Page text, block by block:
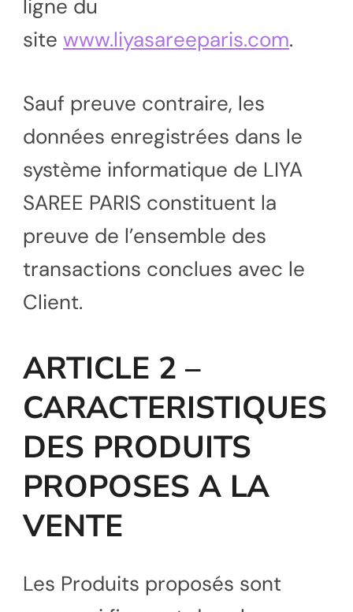
ligne du
site www.liyasareeparis.com.
Sauf preuve contraire, les
données enregistrées dans le
système informatique de LIYA
SAREE PARIS constituent la
preuve de l’ensemble des
transactions conclues avec le
Client.
ARTICLE 2 –
CARACTERISTIQUES
DES PRODUITS
PROPOSES A LA
VENTE
Les Produits proposés sont